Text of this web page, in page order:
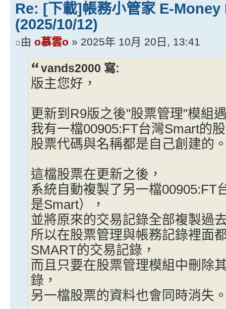
Re: [下載]帳務小管家 E-Money
(2025/10/12)
由 o慕雲o » 2025年 10月 20日, 13:41
vands2000 寫:
版主您好，
更新到R9版之後"股票管理"模組
我有一檔00905:FT台灣Smart的
股票代碼與名稱都是自己創建的
這檔股票在更新之後，
系統自動複製了另一檔00905:FT
是Smart），
並將原來的交易記錄全部複製過
所以在股票管理與帳務記錄裡面
SMART的交易記錄，
而且只要在股票管理模組中刪除
錄，
另一檔股票的資料也會同時消失